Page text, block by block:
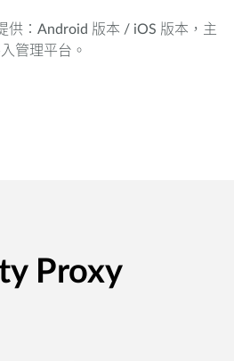
供：Android 版本 / iOS 版本，主
管理平台。
Proxy